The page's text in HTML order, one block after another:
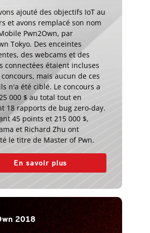
ajouté des objectifs IoT au
et avons remplacé son nom
Pwn2Own, par
Tokyo. Des enceintes
des webcams et des
connectées étaient incluses
mais aucun de ces
n'a été ciblé. Le concours a
000 $ au total tout en
18 rapports de bug zero-day.
45 points et 215 000 $,
et Richard Zhu ont
le titre de Master of Pwn.
En savoir plus
2018